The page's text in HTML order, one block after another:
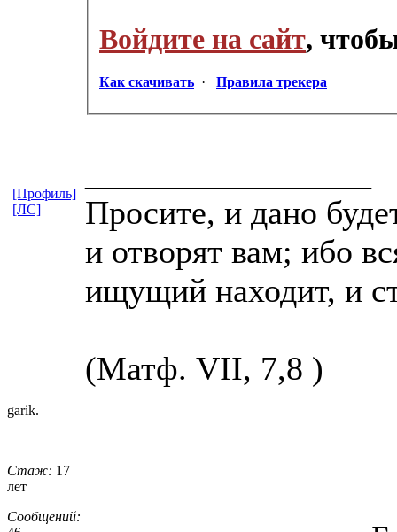
Войдите на сайт,
Как скачивать · Правила трекера
Просите, и дано
и отворят вам; ибо
ищущий находит, и
(Матф. VII, 7,8 )
[Профиль]
[ЛС]
garik.
Стаж: 17
лет
Сообщений: